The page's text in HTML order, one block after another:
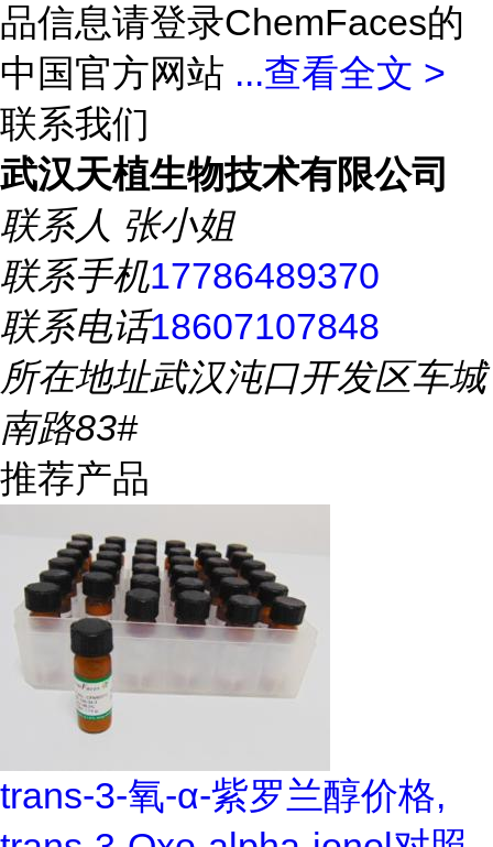
品信息请登录ChemFaces的
中国官方网站 ...查看全文 >
联系我们
武汉天植生物技术有限公司
联系人 张小姐
联系手机17786489370
联系电话18607107848
所在地址武汉沌口开发区车城
南路83#
推荐产品
trans-3-氧-α-紫罗兰醇价格,